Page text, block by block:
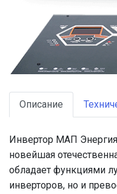
Описание
Инвертор МАП Энергия
новейшая
обладает функциями
инверторов, но и